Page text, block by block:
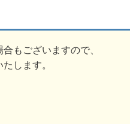
もございますので、
します。